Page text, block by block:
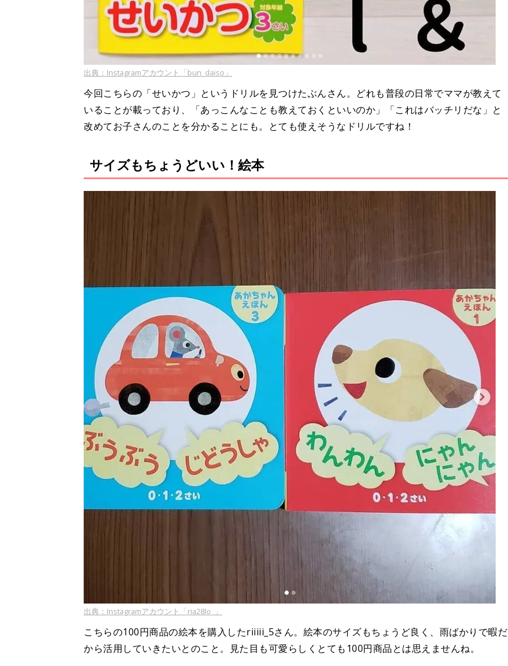
出典：Instagramアカウント「bun_daiso」
今回こちらの「せいかつ」というドリルを見つけたぶんさん。どれも普段の日常でママが教えて
いることが載っており、「あっこんなことも教えておくといいのか」「これはバッチリだな」と
改めてお子さんのことを分かることにも。とても使えそうなドリルですね！
サイズもちょうどいい！絵本
出典：Instagramアカウント「ria28lo_」
こちらの100円商品の絵本を購入したriiiii_5さん。絵本のサイズもちょうど良く、雨ばかりで暇だ
から活用していきたいとのこと。見た目も可愛らしくとても100円商品とは思えませんね。